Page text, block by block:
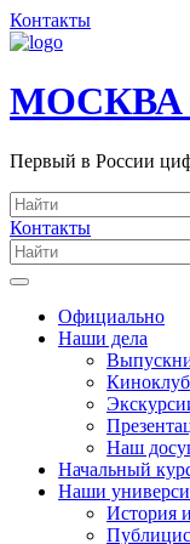
Контакты
МОСКВА
Первый в России
Контакты
Официально
Наши дела
Киноклуб
Наш
Начальный
Наши
История